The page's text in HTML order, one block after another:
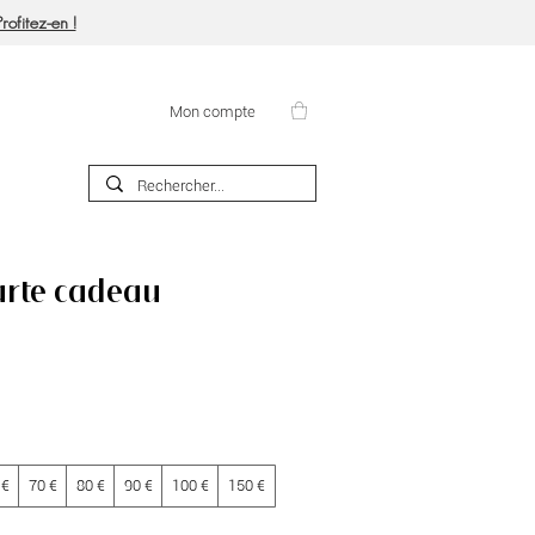
en !
Mon compte
cadeau
70 € 80 € 90 € 100 € 150 €